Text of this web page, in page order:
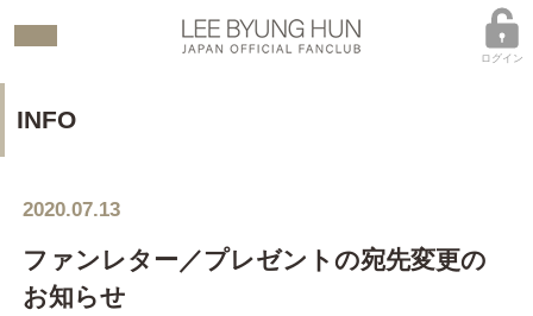
ログイン
INFO
2020.07.13
ファンレター／プレゼントの宛先変更の
お知らせ